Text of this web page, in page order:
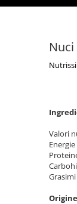
Valori